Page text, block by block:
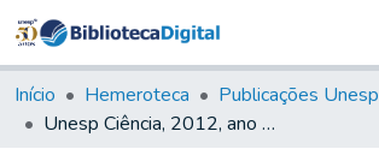
&
Coleções
Tudo na
Início Hemeroteca Publicações Unesp
Unesp Ciência, 2012, ano 4, número 35